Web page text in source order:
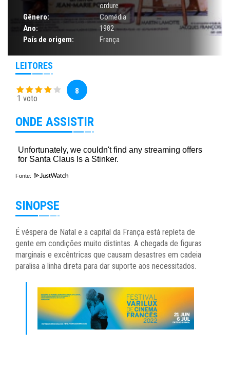
ordure
Gênero:
Comédia
Ano:
1982
País de origem:
França
LEITORES
1 voto
8
ONDE ASSISTIR
Fonte:
SINOPSE
É véspera de Natal e a capital da França está repleta de
gente em condições muito distintas. A chegada de figuras
marginais e excêntricas que causam desastres em cadeia
paralisa a linha direta para dar suporte aos necessitados.